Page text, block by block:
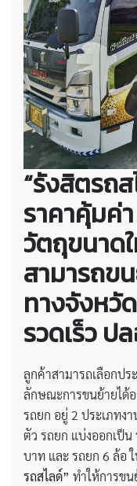
“รังสิตรถ
ราคาคุ้มค่า
วัตถุขนาด
สามารถข
ทางจังหวั
รวดเร็ว ป
ลูกค้าสามารถเลือกปร
ลักษณะการขนย้ายได้อ
รถยก อยู่ 2 ประเภทง
ตัว รถยก แบ่งออกเป็น
บาท และ รถยก 6 ล้อ
รถสไลด์” ทำให้การข